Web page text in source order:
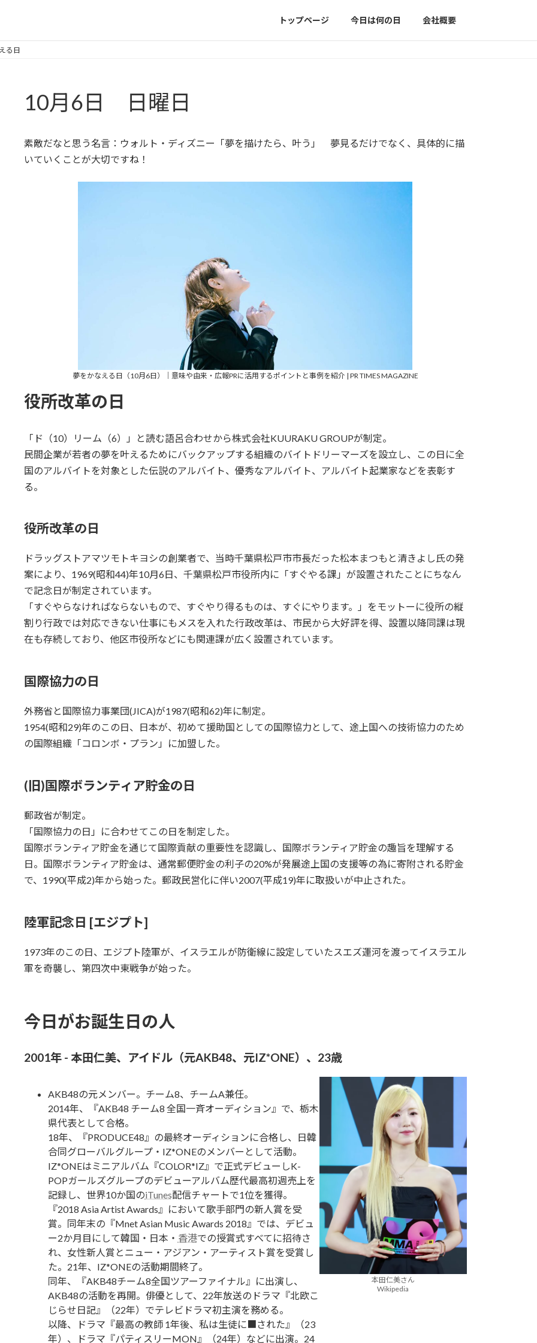
トップページ 今日は何の日 会社概要
る日
10月6日 日曜日
素敵だなと思う名言：ウォルト・ディズニー「夢を描けたら、叶う」 夢見るだけでなく、具体的に描
いていくことが大切ですね！
夢をかなえる日（10月6日）｜意味や由来・広報PRに活用するポイントと事例を紹介 | PR TIMES MAGAZINE
役所改革の日
「ド（10）リーム（6）」と読む語呂合わせから株式会社KUURAKU GROUPが制定。
民間企業が若者の夢を叶えるためにバックアップする組織のバイトドリーマーズを設立し、この日に全
国のアルバイトを対象とした伝説のアルバイト、優秀なアルバイト、アルバイト起業家などを表彰す
る。
役所改革の日
ドラッグストアマツモトキヨシの創業者で、当時千葉県松戸市市長だった松本まつもと清きよし氏の発
案により、1969(昭和44)年10月6日、千葉県松戸市役所内に「すぐやる課」が設置されたことにちなん
で記念日が制定されています。
「すぐやらなければならないもので、すぐやり得るものは、すぐにやります。」をモットーに役所の縦
割り行政では対応できない仕事にもメスを入れた行政改革は、市民から大好評を得、設置以降同課は現
在も存続しており、他区市役所などにも関連課が広く設置されています。
国際協力の日
外務省と国際協力事業団(JICA)が1987(昭和62)年に制定。
1954(昭和29)年のこの日、日本が、初めて援助国としての国際協力として、途上国への技術協力のため
の国際組織「コロンボ・プラン」に加盟した。
(旧)国際ボランティア貯金の日
郵政省が制定。
「国際協力の日」に合わせてこの日を制定した。
国際ボランティア貯金を通じて国際貢献の重要性を認識し、国際ボランティア貯金の趣旨を理解する
日。国際ボランティア貯金は、通常郵便貯金の利子の20%が発展途上国の支援等の為に寄附される貯金
で、1990(平成2)年から始った。郵政民営化に伴い2007(平成19)年に取扱いが中止された。
陸軍記念日 [エジプト]
1973年のこの日、エジプト陸軍が、イスラエルが防衛線に設定していたスエズ運河を渡ってイスラエル
軍を奇襲し、第四次中東戦争が始った。
今日がお誕生日の人
2001年 - 本田仁美、アイドル（元AKB48、元IZ*ONE）、23歳
AKB48の元メンバー。チーム8、チームA兼任。
2014年、『AKB48 チーム8 全国一斉オーディション』で、栃木
県代表として合格。
18年、『PRODUCE48』の最終オーディションに合格し、日韓
合同グローバルグループ・IZ*ONEのメンバーとして活動。
IZ*ONEはミニアルバム『COLOR*IZ』で正式デビューしK-
POPガールズグループのデビューアルバム歴代最高初週売上を
記録し、世界10か国のiTunes配信チャートで1位を獲得。
『2018 Asia Artist Awards』において歌手部門の新人賞を受
賞。同年末の『Mnet Asian Music Awards 2018』では、デビュ
ー2か月目にして韓国・日本・ 香港での授賞式すべてに招待さ
れ、女性新人賞とニュー・アジアン・アーティスト賞を受賞し
た。21年、IZ*ONEの活動期間終了。
同年、『AKB48チーム8全国ツアーファイナル』に出演し、
AKB48の活動を再開。俳優として、22年放送のドラマ『北欧こ
じらせ日記』（22年）でテレビドラマ初主演を務める。
以降、ドラマ『最高の教師 1年後、私は生徒に■された』（23
年）、ドラマ『パティスリーMON』（24年）などに出演。24
本田仁美さん
Wikipedia